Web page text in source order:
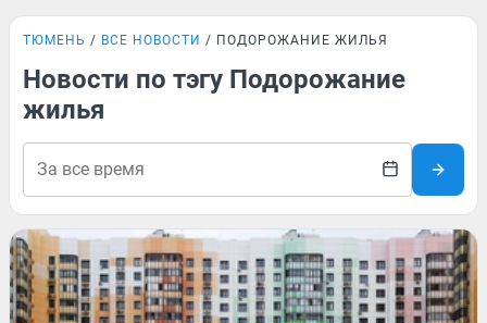
ТЮМЕНЬ ВСЕ НОВОСТИ ПОДОРОЖАНИЕ ЖИЛЬЯ
Новости по тэгу Подорожание
жилья